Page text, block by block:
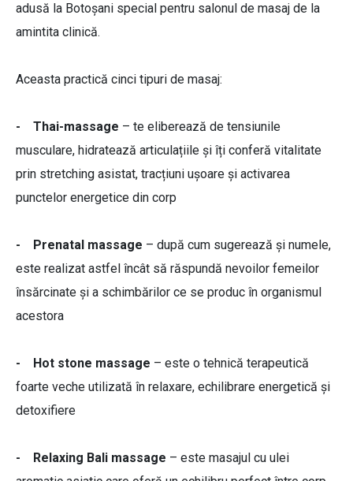
adusă la Botoșani special pentru salonul de masaj de la
amintita clinică.
Aceasta practică cinci tipuri de masaj:
- Thai-massage – te eliberează de tensiunile
musculare, hidratează articulațiile și îți conferă vitalitate
prin stretching asistat, tracțiuni ușoare și activarea
punctelor energetice din corp
- Prenatal massage – după cum sugerează și numele,
este realizat astfel încât să răspundă nevoilor femeilor
însărcinate și a schimbărilor ce se produc în organismul
acestora
- Hot stone massage – este o tehnică terapeutică
foarte veche utilizată în relaxare, echilibrare energetică și
detoxifiere
- Relaxing Bali massage – este masajul cu ulei